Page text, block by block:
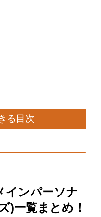
る目次
インパーソナ
)一覧まとめ！